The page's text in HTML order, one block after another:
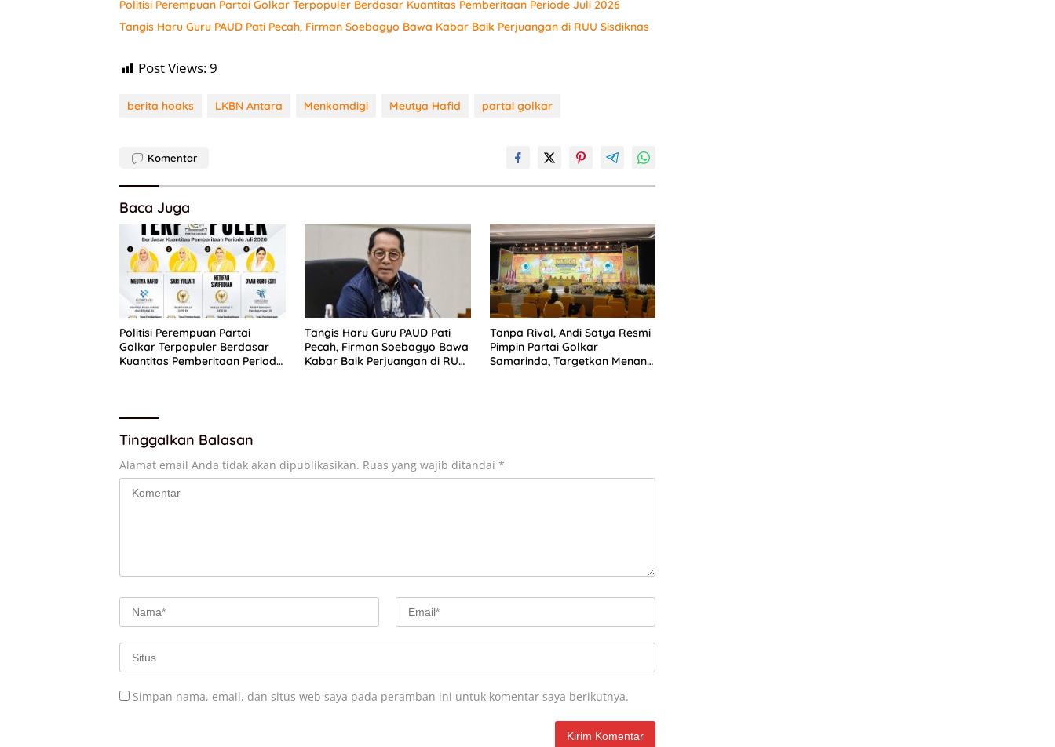
Politisi Perempuan Partai Golkar Terpopuler Berdasar Kuantitas Pemberitaan Periode Juli 2026
Tangis Haru Guru PAUD Pati Pecah, Firman Soebagyo Bawa Kabar Baik Perjuangan di RUU Sisdiknas
Post Views:9
berita hoaks LKBN Antara Menkomdigi Meutya Hafid partai golkar
Komentar
Baca Juga
Politisi Perempuan Partai
Golkar Terpopuler Berdasar
Kuantitas Pemberitaan Periode
Tangis Haru Guru PAUD Pati
Pecah, Firman Soebagyo Bawa
Kabar Baik Perjuangan di RUU
Tanpa Rival, Andi Satya Resmi
Pimpin Partai Golkar
Samarinda, Targetkan Menang
Tinggalkan Balasan
Alamat email Anda tidak akan dipublikasikan. Ruas yang wajib ditandai *
Simpan nama, email, dan situs web saya pada peramban ini untuk komentar saya berikutnya.